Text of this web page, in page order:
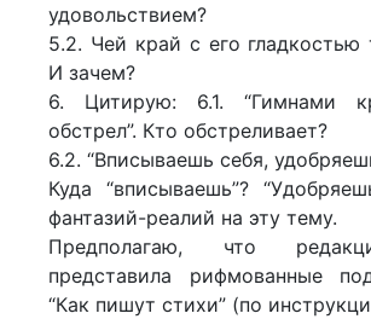
удовольствием?
5.2. Чей край с его гладкостью
И зачем?
6. Цитирую: 6.1. “Гимнами
обстрел”. Кто обстреливает?
6.2. “Вписываешь себя,
Куда “вписываешь”?
фантазий-реалий на эту тему.
Предполагаю, что
представила рифмованные
“Как пишут стихи” (по